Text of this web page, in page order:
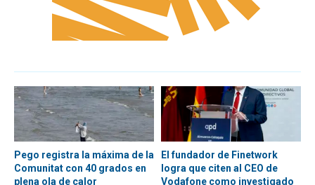
Pego registra la máxima de la
Comunitat con 40 grados en
plena ola de calor
El fundador de Finetwork
logra que citen al CEO de
Vodafone como investigado